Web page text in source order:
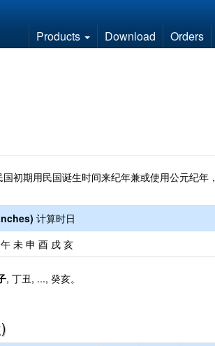
Products Download Orders
初期用民国诞生时间来纪年兼或使用公元纪年，
计算时日
未 申 酉 戌 亥
, 丁丑, ..., 癸亥。